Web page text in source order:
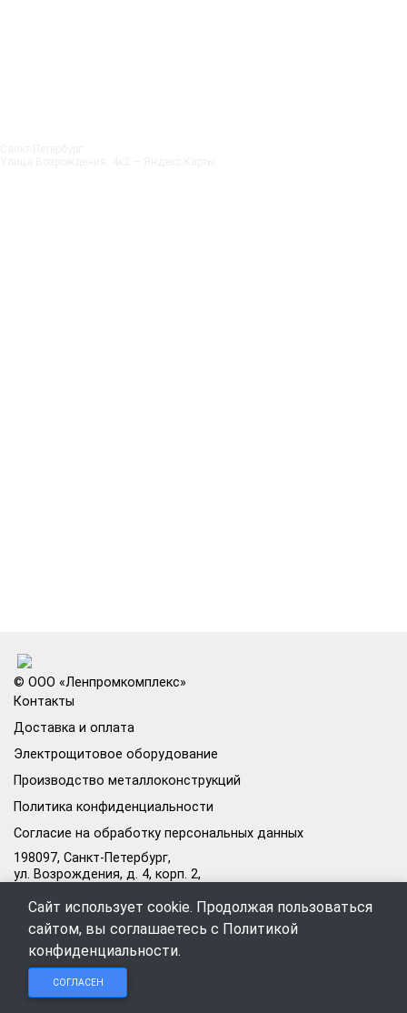
© ООО «Ленпромкомплекс»
Контакты
Доставка и оплата
Электрощитовое оборудование
Производство металлоконструкций
Политика конфиденциальности
Согласие на обработку персональных данных
198097, Санкт-Петербург,
ул. Возрождения, д. 4, корп. 2,
Режим работы офиса:
Пн–Пт: 09:00–18:00
+7 (812) 309-98-44
Сайт использует cookie. Продолжая пользоваться
сайтом, вы соглашаетесь с Политикой
конфиденциальности.
СОГЛАСЕН